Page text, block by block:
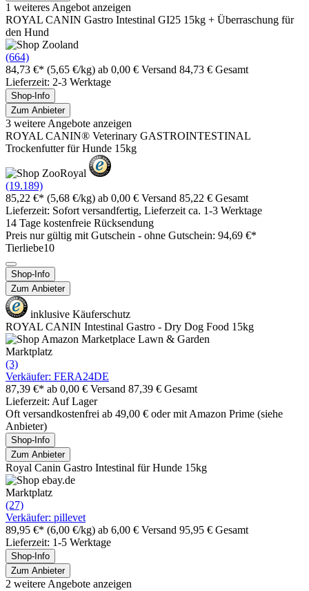
1 weiteres Angebot anzeigen
ROYAL CANIN Gastro Intestinal GI25 15kg + Überraschung für
den Hund
(664)
84,73 €* (5,65 €/kg) ab 0,00 € Versand 84,73 € Gesamt
Lieferzeit: 2-3 Werktage
Shop-Info
Zum Anbieter
3 weitere Angebote anzeigen
ROYAL CANIN® Veterinary GASTROINTESTINAL
Trockenfutter für Hunde 15kg
(19.189)
85,22 €* (5,68 €/kg) ab 0,00 € Versand 85,22 € Gesamt
Lieferzeit: Sofort versandfertig, Lieferzeit ca. 1-3 Werktage
14 Tage kostenfreie Rücksendung
Preis nur gültig mit Gutschein - ohne Gutschein: 94,69 €*
Tierliebe10
Shop-Info
Zum Anbieter
inklusive Käuferschutz
ROYAL CANIN Intestinal Gastro - Dry Dog Food 15kg
Marktplatz
(3)
Verkäufer: FERA24DE
87,39 €* ab 0,00 € Versand 87,39 € Gesamt
Lieferzeit: Auf Lager
Oft versandkostenfrei ab 49,00 € oder mit Amazon Prime (siehe
Anbieter)
Shop-Info
Zum Anbieter
Royal Canin Gastro Intestinal für Hunde 15kg
Marktplatz
(27)
Verkäufer: pillevet
89,95 €* (6,00 €/kg) ab 6,00 € Versand 95,95 € Gesamt
Lieferzeit: 1-5 Werktage
Shop-Info
Zum Anbieter
2 weitere Angebote anzeigen